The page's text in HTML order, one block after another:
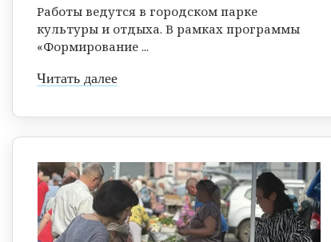
Работы ведутся в городском парке
культуры и отдыха. В рамках программы
«Формирование ...
Читать далее